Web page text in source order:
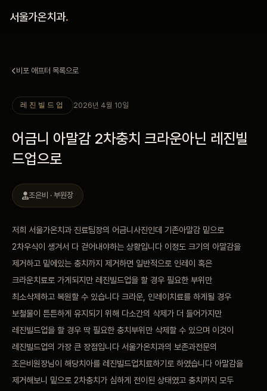
서울가온치과.
커뮤니티
안내
블로그
비포 애프터
공지사항
치과 백과사전
자주 묻는 질문
비포 애프터 목록으로
레진빌드업 2026년 4월 10일
어금니 아말감 2차충치 크라운아닌 레진빌
드업으로
조은비 · 부원장
저희 서울가온치과 진료팀장의 어금니사진인데 기존아말감 밑으로
2차우식이 생겨서 다 걷어내야하는 상황입니다 이정도 크기의 아말감을
제거하고 밑에있는 충치까지 제거하면 일반적으로 인레이 혹은
크라운치료로 가게되지만 레진빌드업을 할 경우 필요한 부위만
최소삭제하고 복원할 수 있습니다 크라운, 인레이치료를 하게될 경우
보철물이 튼튼하게 유지되기 위해 다소간의 삭제가 더 들어가지만
레진빌드업을 할 경우 딱 필요한 충치부위만 삭제할 수 있으며 이것이
레진빌드업의 가장 큰 장점입니다 서울가온치과의 보존과전문의
조은비원장님이 해당치아를 레진빌드업치료하기로 하였습니다 아말감을
제거해보니 밑으로 2차충치가 심하게 전이된 상태였고 충치까지 모두